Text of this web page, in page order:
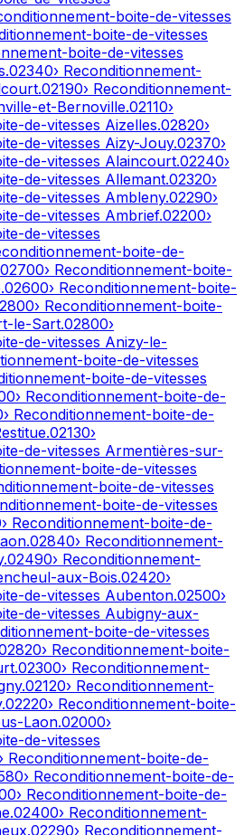
boite-de-vitesses
boite-de-vitesses
boite-de-vitesses
.02340› Reconditionnement-
.02190› Reconditionnement-
et-Bernoville.02110›
de-vitesses Aizelles.02820›
de-vitesses Aizy-Jouy.02370›
de-vitesses Alaincourt.02240›
de-vitesses Allemant.02320›
de-vitesses Ambleny.02290›
de-vitesses Ambrief.02200›
de-vitesses
boite-de-
02700› Reconditionnement-boite-
.02600› Reconditionnement-boite-
› Reconditionnement-boite-
le-Sart.02800›
de-vitesses Anizy-le-
boite-de-vitesses
boite-de-vitesses
› Reconditionnement-boite-de-
› Reconditionnement-boite-de-
.02130›
de-vitesses Armentières-sur-
boite-de-vitesses
boite-de-vitesses
boite-de-vitesses
› Reconditionnement-boite-de-
.02840› Reconditionnement-
.02490› Reconditionnement-
aux-Bois.02420›
de-vitesses Aubenton.02500›
de-vitesses Aubigny-aux-
boite-de-vitesses
› Reconditionnement-boite-
.02300› Reconditionnement-
.02120› Reconditionnement-
.02220› Reconditionnement-boite-
Laon.02000›
de-vitesses
› Reconditionnement-boite-de-
› Reconditionnement-boite-de-
› Reconditionnement-boite-de-
.02400› Reconditionnement-
.02290› Reconditionnement-